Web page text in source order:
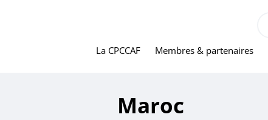
La CPCCAF Membres & partenaires
Maroc